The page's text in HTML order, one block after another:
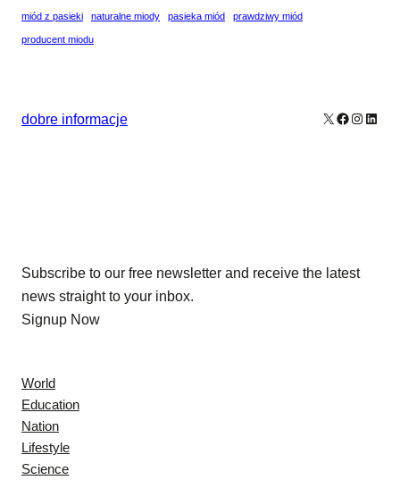
miód z pasieki naturalne miody pasieka miód prawdziwy miód
producent miodu
dobre informacje X Facebook
Subscribe to our free newsletter and receive the latest
news straight to your inbox.
Signup Now
World
Education
Nation
Lifestyle
Science